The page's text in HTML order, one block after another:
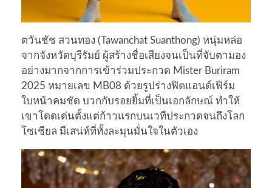
ตวันชัช สวนทอง (Tawanchat Suanthong) หนุ่มหล่อ
จากจังหวัดบุรีรัมย์ ผู้สร้างชื่อเสียงจนเป็นที่จับตามอง
อย่างมากจากการเข้าร่วมประกวด Mister Buriram
2025 หมายเลข MB08 ด้วยรูปร่างฟิตแอนด์เฟิร์ม
ใบหน้าคมชัด บวกกับรอยยิ้มที่เป็นเอกลักษณ์ ทำให้
เขาโดดเด่นตั้งแต่ก้าวแรกบนเวทีประกวดจนถึงโลก
โซเชียล มีเสน่ห์ที่ทั้งละมุนมั่นใจในตัวเอง